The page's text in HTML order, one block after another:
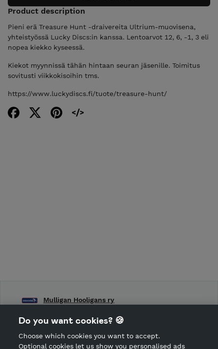
Product description
Pieni erä Treasure Hunt -draivereita Ultrium-muovisena,
yhteistyössä Lucky Discs:in kanssa. Lentoarvot 12, 6, -1, 3 eli
nopea kiekko kyseessä.
Kiekot myynnissä tähän hintaan seuran jäsenille. Toimitus
sovitusti viikkokisoihin tms.
https://www.luckydiscs.fi/tuote/treasure-hunt/
Mulligan Hooligans ry
CANCEL ORDER
Do you want cookies? 🍪
Choose which cookies you want to accept.
Optional cookies let us show you personalised ads